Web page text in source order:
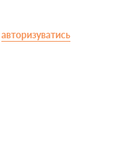
авторизуватись